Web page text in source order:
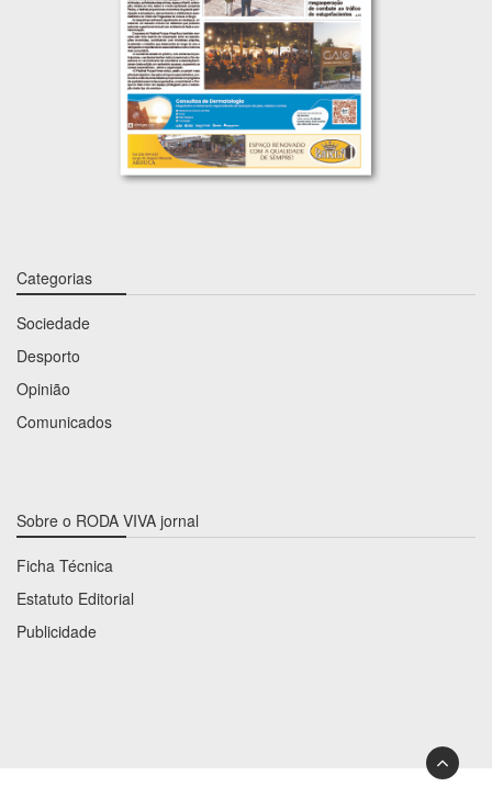
Categorias
Sociedade
Desporto
Opinião
Comunicados
Sobre o RODA VIVA jornal
Ficha Técnica
Estatuto Editorial
Publicidade